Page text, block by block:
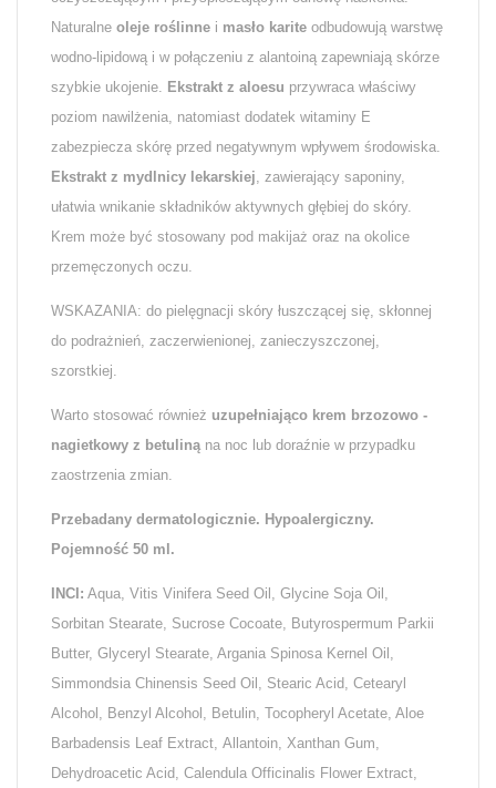
Naturalne oleje roślinne i masło karite odbudowują warstwę
wodno-lipidową i w połączeniu z alantoiną zapewniają skórze
szybkie ukojenie. Ekstrakt z aloesu przywraca właściwy
poziom nawilżenia, natomiast dodatek witaminy E
zabezpiecza skórę przed negatywnym wpływem środowiska.
Ekstrakt z mydlnicy lekarskiej, zawierający saponiny,
ułatwia wnikanie składników aktywnych głębiej do skóry.
Krem może być stosowany pod makijaż oraz na okolice
przemęczonych oczu.
WSKAZANIA: do pielęgnacji skóry łuszczącej się, skłonnej
do podrażnień, zaczerwienionej, zanieczyszczonej,
szorstkiej.
Warto stosować również uzupełniająco krem brzozowo -
nagietkowy z betulinąna noc lub doraźnie w przypadku
zaostrzenia zmian.
Przebadany dermatologicznie. Hypoalergiczny.
Pojemność 50 ml.
INCI: Aqua, Vitis Vinifera Seed Oil, Glycine Soja Oil,
Sorbitan Stearate, Sucrose Cocoate, Butyrospermum Parkii
Butter, Glyceryl Stearate, Argania Spinosa Kernel Oil,
Simmondsia Chinensis Seed Oil, Stearic Acid, Cetearyl
Alcohol, Benzyl Alcohol, Betulin, Tocopheryl Acetate, Aloe
Barbadensis Leaf Extract, Allantoin, Xanthan Gum,
Dehydroacetic Acid, Calendula Officinalis Flower Extract,